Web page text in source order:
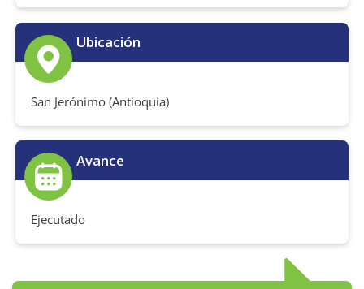
Ubicación
San Jerónimo (Antioquia)
Avance
Ejecutado